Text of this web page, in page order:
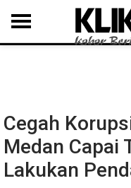
MEDAN LANGKAT
Cegah
Medan Capai
Lakukan